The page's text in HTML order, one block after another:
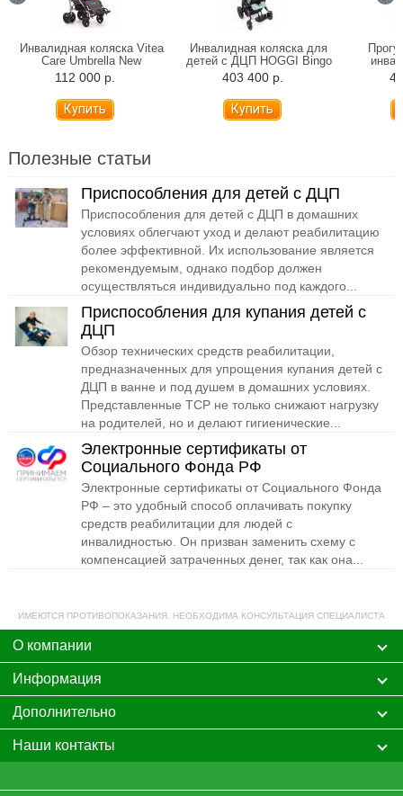
Инвалидная коляска Vitea
Care Umbrella New
112 000 р.
Инвалидная коляска для
детей с ДЦП HOGGI Bingo
Evolution прогулочная
403 400 р.
Полезные статьи
Приспособления для детей с ДЦП
Приспособления для детей с ДЦП в домашних
условиях облегчают уход и делают реабилитацию
более эффективной. Их использование является
рекомендуемым, однако подбор должен
осуществляться индивидуально под каждого...
Приспособления для купания детей с
ДЦП
Обзор технических средств реабилитации,
предназначенных для упрощения купания детей с
ДЦП в ванне и под душем в домашних условиях.
Представленные ТСР не только снижают нагрузку
на родителей, но и делают гигиенические...
Электронные сертификаты от
Социального Фонда РФ
Электронные сертификаты от Социального Фонда
РФ – это удобный способ оплачивать покупку
средств реабилитации для людей с
инвалидностью. Он призван заменить схему с
компенсацией затраченных денег, так как она...
ИМЕЮТСЯ ПРОТИВОПОКАЗАНИЯ. НЕОБХОДИМА КОНСУЛЬТАЦИЯ СПЕЦИАЛИСТА
О компании
Информация
Дополнительно
Наши контакты